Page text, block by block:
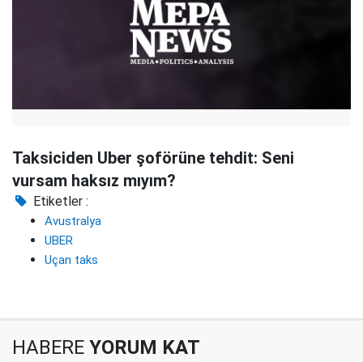
Taksiciden Uber şoförüne tehdit: Seni
vursam haksız mıyım?
Etiketler :
Avustralya
UBER
Uçan taks
HABERE YORUM KAT